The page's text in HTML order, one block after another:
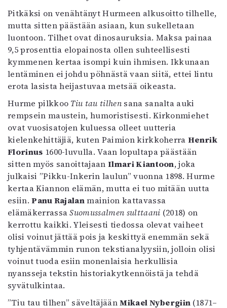
Pitkäksi on venähtänyt Hurmeen alkusoitto tilhelle,
mutta sitten päästään asiaan, kun sukelletaan
luontoon. Tilhet ovat dinosauruksia. Maksa painaa
9,5 prosenttia elopainosta ollen suhteellisesti
kymmenen kertaa isompi kuin ihmisen. Ikkunaan
lentäminen ei johdu pöhnästä vaan siitä, ettei lintu
erota lasista heijastuvaa metsää oikeasta.
Hurme pilkkoo Tiu tau tilhen sana sanalta auki
rempsein maustein, humoristisesti. Kirkonmiehet
ovat vuosisatojen kuluessa olleet uutteria
kielenkehittäjiä, kuten Paimion kirkkoherraHenrik
Florinus 1600-luvulla. Vaan lopultapa päästään
sitten myös sanoittajaanIlmari Kiantoon, joka
julkaisi ”Pikku-Inkerin laulun” vuonna 1898. Hurme
kertaa Kiannon elämän, mutta ei tuo mitään uutta
esiin.Panu Rajalanmainion kattavassa
elämäkerrassaSuomussalmen sulttaani (2018) on
kerrottu kaikki. Yleisesti tiedossa olevat vaiheet
olisi voinut jättää pois ja keskittyä enemmän sekä
tyhjentävämmin runon tekstianalyysiin, jolloin olisi
voinut tuoda esiin monenlaisia herkullisia
nyansseja tekstin historiakytkennöistä ja tehdä
syvätulkintaa.
”Tiu tau tilhen” säveltäjäänMikael Nybergiin (1871–